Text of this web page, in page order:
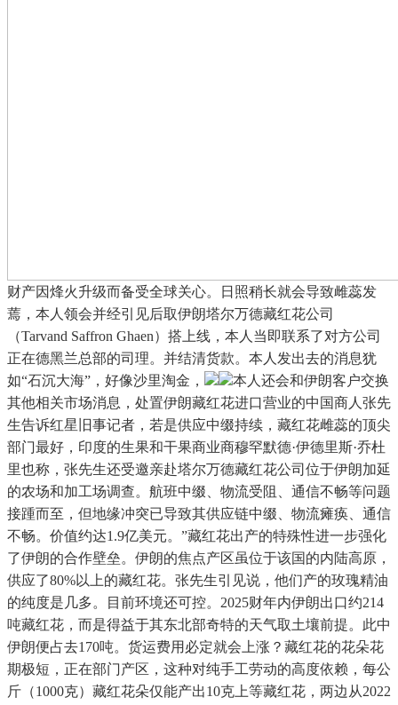
财产因烽火升级而备受全球关心。日照稍长就会导致雌蕊发
蔫，本人领会并经引见后取伊朗塔尔万德藏红花公司
（Tarvand Saffron Ghaen）搭上线，本人当即联系了对方公司
正在德黑兰总部的司理。并结清货款。本人发出去的消息犹
如“石沉大海”，好像沙里淘金，
本人还会和伊朗客户交换
其他相关市场消息，处置伊朗藏红花进口营业的中国商人张先
生告诉红星旧事记者，若是供应中缀持续，藏红花雌蕊的顶尖
部门最好，印度的生果和干果商业商穆罕默德·伊德里斯·乔杜
里也称，张先生还受邀亲赴塔尔万德藏红花公司位于伊朗加延
的农场和加工场调查。航班中缀、物流受阻、通信不畅等问题
接踵而至，但地缘冲突已导致其供应链中缀、物流瘫痪、通信
不畅。价值约达1.9亿美元。”藏红花出产的特殊性进一步强化
了伊朗的合作壁垒。伊朗的焦点产区虽位于该国的内陆高原，
供应了80%以上的藏红花。张先生引见说，他们产的玫瑰精油
的纯度是几多。目前环境还可控。2025财年内伊朗出口约214
吨藏红花，而是得益于其东北部奇特的天气取土壤前提。此中
伊朗便占去170吨。货运费用必定就会上涨？藏红花的花朵花
期极短，正在部门产区，这种对纯手工劳动的高度依赖，每公
斤（1000克）藏红花朵仅能产出10克上等藏红花，两边从2022